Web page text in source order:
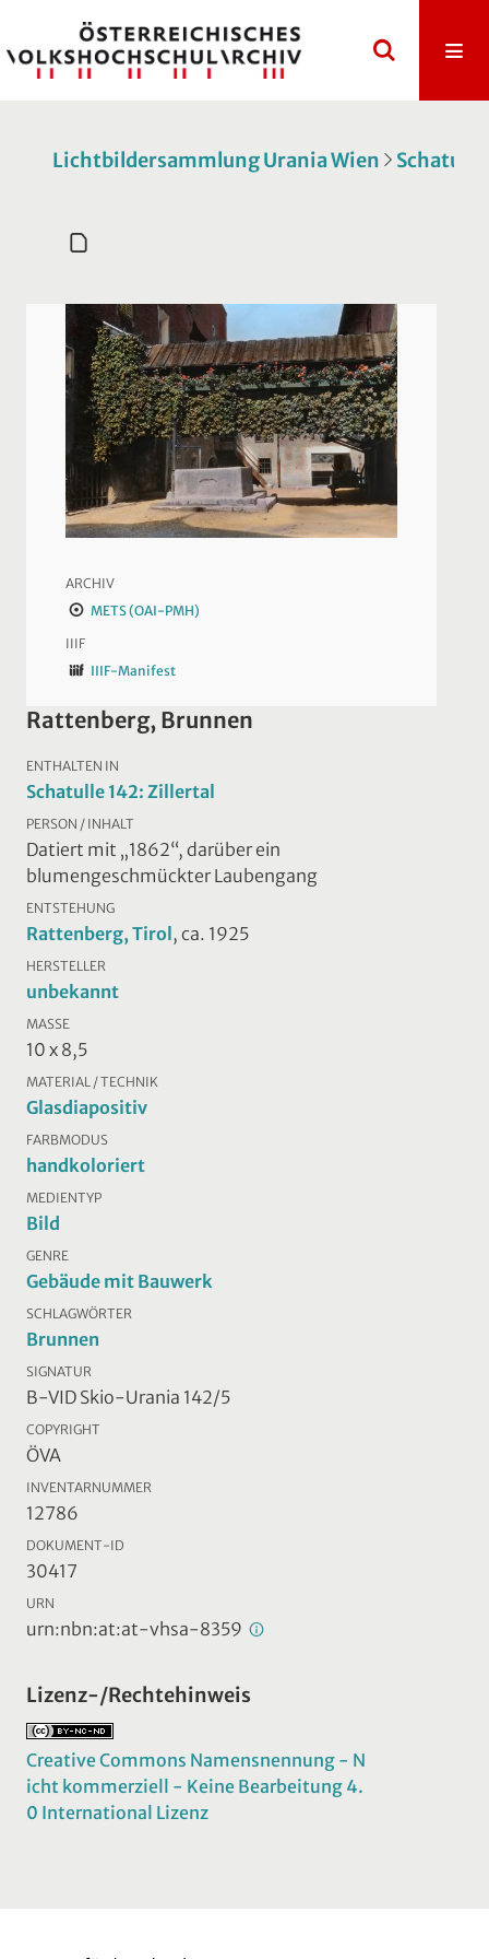
Lichtbildersammlung Urania Wien
ARCHIV
METS (OAI-PMH)
IIIF
IIIF-Manifest
Rattenberg, Brunnen
ENTHALTEN IN
Schatulle 142: Zillertal
PERSON / INHALT
Datiert mit „1862“, darüber ein
blumengeschmückter Laubengang
ENTSTEHUNG
Rattenberg, Tirol , ca. 1925
HERSTELLER
unbekannt
MASSE
10 x 8,5
MATERIAL / TECHNIK
Glasdiapositiv
FARBMODUS
handkoloriert
MEDIENTYP
Bild
GENRE
Gebäude mit Bauwerk
SCHLAGWÖRTER
Brunnen
SIGNATUR
B-VID Skio-Urania 142/5
COPYRIGHT
ÖVA
INVENTARNUMMER
12786
DOKUMENT-ID
30417
URN
urn:nbn:at:at-vhsa-8359
Lizenz-/Rechtehinweis
Creative Commons Namensnennung - N
icht kommerziell - Keine Bearbeitung 4.
0 International Lizenz